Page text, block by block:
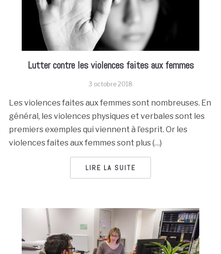
Lutter contre les violences faites aux femmes
3 octobre 2018
Les violences faites aux femmes sont nombreuses. En
général, les violences physiques et verbales sont les
premiers exemples qui viennent à l’esprit. Or les
violences faites aux femmes sont plus (…)
LIRE LA SUITE